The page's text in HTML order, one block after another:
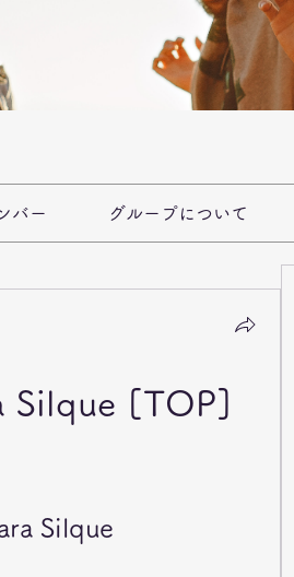
バー グループについて
Silque [TOP]
Silque